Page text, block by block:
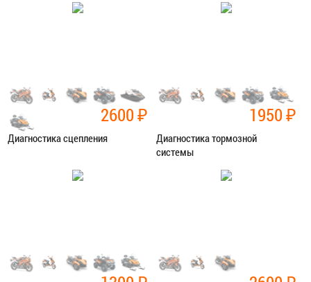
2600₽
Диагностика сцепления
Диагностика
1950₽
Диагностика тормозной
системы
Диагностика